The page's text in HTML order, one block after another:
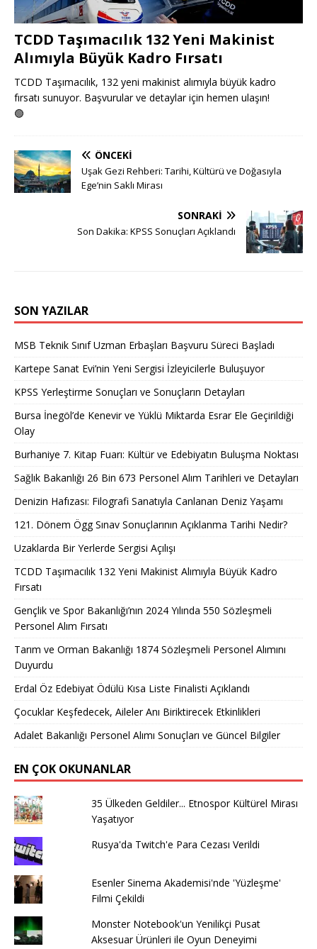
TCDD Taşımacılık 132 Yeni Makinist
Alımıyla Büyük Kadro Fırsatı
TCDD Taşımacılık, 132 yeni makinist alımıyla büyük kadro
fırsatı sunuyor. Başvurular ve detaylar için hemen ulaşın!
🟢
ÖNCEKI
Uşak Gezi Rehberi: Tarihi, Kültürü ve Doğasıyla
Ege’nin Saklı Mirası
SONRAKI
Son Dakika: KPSS Sonuçları Açıklandı
SON YAZILAR
MSB Teknik Sınıf Uzman Erbaşları Başvuru Süreci Başladı
Kartepe Sanat Evi’nin Yeni Sergisi İzleyicilerle Buluşuyor
KPSS Yerleştirme Sonuçları ve Sonuçların Detayları
Bursa İnegöl’de Kenevir ve Yüklü Miktarda Esrar Ele Geçirildiği
Olay
Burhaniye 7. Kitap Fuarı: Kültür ve Edebiyatın Buluşma Noktası
Sağlık Bakanlığı 26 Bin 673 Personel Alım Tarihleri ve Detayları
Denizin Hafızası: Filografi Sanatıyla Canlanan Deniz Yaşamı
121. Dönem Ögg Sınav Sonuçlarının Açıklanma Tarihi Nedir?
Uzaklarda Bir Yerlerde Sergisi Açılışı
TCDD Taşımacılık 132 Yeni Makinist Alımıyla Büyük Kadro
Fırsatı
Gençlik ve Spor Bakanlığı’nın 2024 Yılında 550 Sözleşmeli
Personel Alım Fırsatı
Tarım ve Orman Bakanlığı 1874 Sözleşmeli Personel Alımını
Duyurdu
Erdal Öz Edebiyat Ödülü Kısa Liste Finalisti Açıklandı
Çocuklar Keşfedecek, Aileler Anı Biriktirecek Etkinlikleri
Adalet Bakanlığı Personel Alımı Sonuçları ve Güncel Bilgiler
EN ÇOK OKUNANLAR
35 Ülkeden Geldiler... Etnospor Kültürel Mirası
Yaşatıyor
Rusya'da Twitch'e Para Cezası Verildi
Esenler Sinema Akademisi'nde 'Yüzleşme'
Filmi Çekildi
Monster Notebook'un Yenilikçi Pusat
Aksesuar Ürünleri ile Oyun Deneyimi